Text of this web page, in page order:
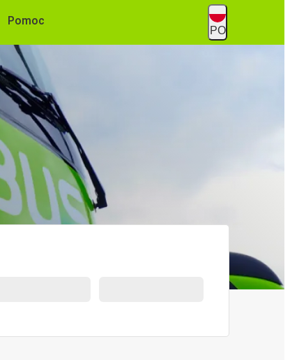
Pomoc
PO